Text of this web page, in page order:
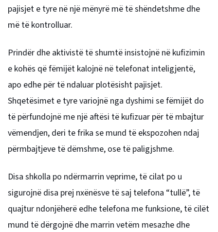
pajisjet e tyre në një mënyrë më të shëndetshme dhe
më të kontrolluar.
Prindër dhe aktivistë të shumtë insistojnë në kufizimin
e kohës që fëmijët kalojnë në telefonat inteligjentë,
apo edhe për të ndaluar plotësisht pajisjet.
Shqetësimet e tyre variojnë nga dyshimi se fëmijët do
të përfundojnë me një aftësi të kufizuar për të mbajtur
vëmendjen, deri te frika se mund të ekspozohen ndaj
përmbajtjeve të dëmshme, ose të paligjshme.
Disa shkolla po ndërmarrin veprime, të cilat po u
sigurojnë disa prej nxënësve të saj telefona “tullë”, të
quajtur ndonjëherë edhe telefona me funksione, të cilët
mund të dërgojnë dhe marrin vetëm mesazhe dhe